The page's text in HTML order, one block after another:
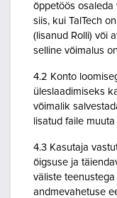
õppetöös osaleda
siis, kui TalTech
(lisanud Rolli) või
selline võimalus
4.2 Konto
üleslaadimiseks
võimalik
lisatud faile
4.3 Kasutaja
õigsuse ja
väliste
andmevahetuse